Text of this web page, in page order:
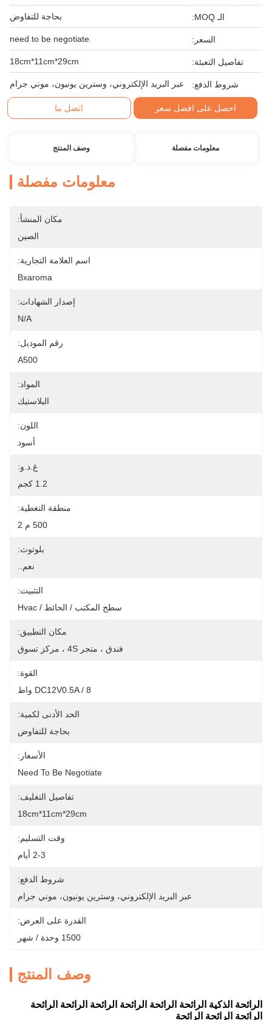
الـ MOQ: بحاجة للتفاوض
السعر: need to be negotiate
تفاصيل التعبئة: 18cm*11cm*29cm
شروط الدفع: عبر البريد الإلكتروني، وسترين يونيون، موني جرام
احصل على افضل سعر اتصل بنا
معلومات مفصلة وصف المنتج
معلومات مفصلة
مكان المنشأ:
الصين
اسم العلامة التجارية:
Bxaroma
إصدار الشهادات:
N/A
رقم الموديل:
A500
المواد:
البلاستيك
اللون:
أسود
غ.د.و:
1.2 كجم
منطقة التغطية:
500 م 2
بلوتوث:
نعم..
التثبيت:
سطح المكتب / الحائط / Hvac
مكان التطبيق:
فندق ، متجر 4S ، مركز تسوق
القوة:
DC12V0.5A / 8 واط
الحد الأدنى لكمية:
بحاجة للتفاوض
الأسعار:
Need To Be Negotiate
تفاصيل التغليف:
18cm*11cm*29cm
وقت التسليم:
2-3 أيام
شروط الدفع:
عبر البريد الإلكتروني، وسترين يونيون، موني جرام
القدرة على العرض:
1500 وحدة / شهر
وصف المنتج
الرائحة الذكية الرائحة الرائحة الرائحة الرائحة الرائحة الرائحة
الرائحة الرائحة الرائحة